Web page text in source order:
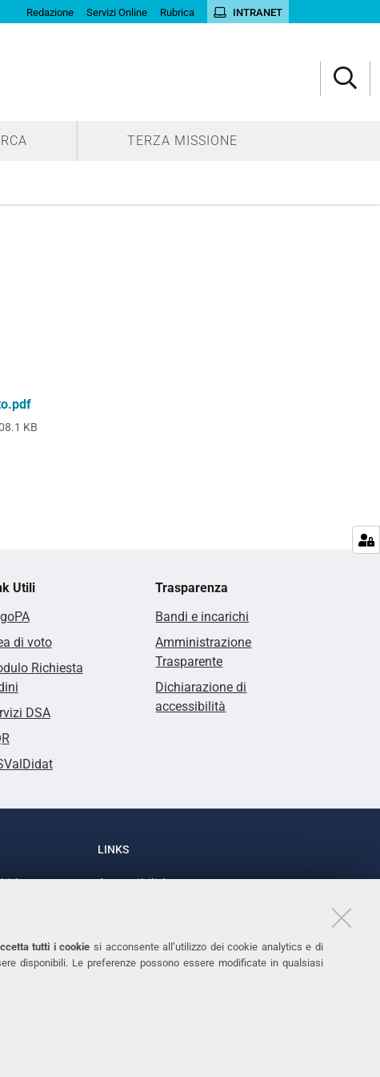
tutti i cookie si acconsente all’utilizzo dei cookie analytics e di
disponibili. Le preferenze possono essere modificate in qualsiasi
Redazione Servizi Online Rubrica INTRANET
TERZA MISSIONE
KB
Utili
di voto
Richiesta
DSA
Trasparenza
Bandi e incarichi
Amministrazione
Trasparente
Dichiarazione di
accessibilità
LINKS
Accessibilità
Cookies